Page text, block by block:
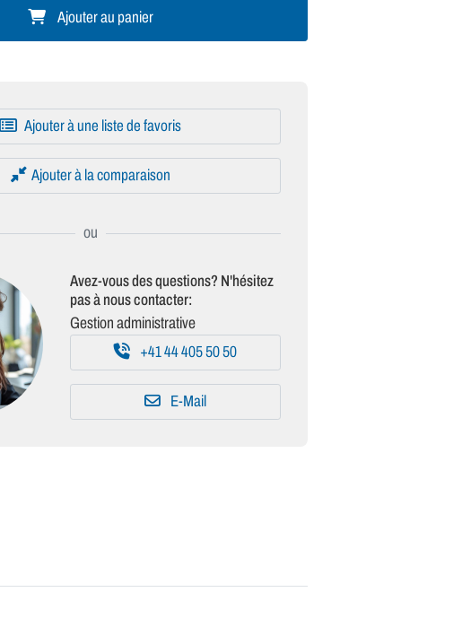
Ajouter au panier
Ajouter à une liste de favoris
Ajouter à la comparaison
Avez-vous des questions? N'hésitez
pas à nous contacter:
Gestion administrative
+41 44 405 50 50
E-Mail